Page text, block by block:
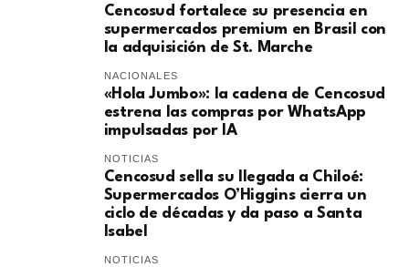
Cencosud fortalece su presencia en
supermercados premium en Brasil con
la adquisición de St. Marche
NACIONALES
«Hola Jumbo»: la cadena de Cencosud
estrena las compras por WhatsApp
impulsadas por IA
NOTICIAS
Cencosud sella su llegada a Chiloé:
Supermercados O’Higgins cierra un
ciclo de décadas y da paso a Santa
Isabel
NOTICIAS